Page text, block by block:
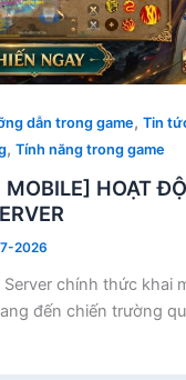
dẫn trong game,Tin
,Tính năng trong game
HOẠT
2026
Server chính thức khai
đến chiến trường